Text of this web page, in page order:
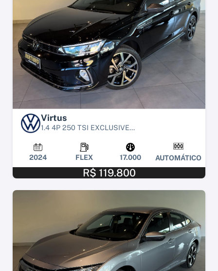
Virtus
1.4 4P 250 TSI EXCLUSIVE...
2024 FLEX 17.000 AUTOMÁTICO
R$ 119.800